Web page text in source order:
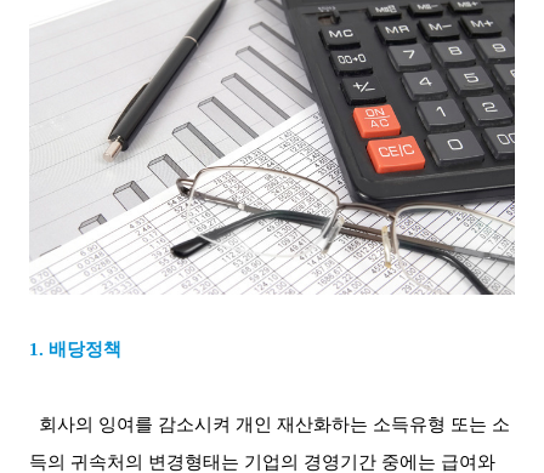
1. 배당정책
회사의 잉여를 감소시켜 개인 재산화하는 소득유형 또는 소
득의 귀속처의 변경형태는 기업의 경영기간 중에는 급여와